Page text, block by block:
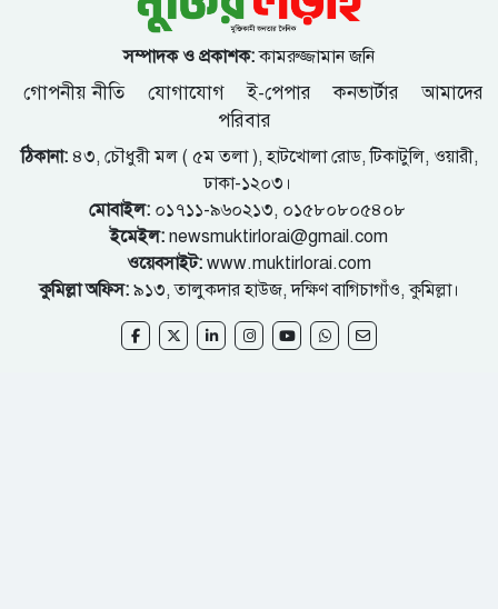
সম্পাদক ও প্রকাশক:কামরুজ্জামান জনি
গোপনীয় নীতি যোগাযোগ ই-পেপার কনভার্টার
আমাদের
পরিবার
ঠিকানা:৪৩, চৌধুরী মল ( ৫ম তলা ), হাটখোলা রোড, টিকাটুলি, ওয়ারী,
ঢাকা-১২০৩।
মোবাইল:০১৭১১-৯৬০২১৩, ০১৫৮০৮০৫৪০৮
ইমেইল: newsmuktirlorai@gmail.com
ওয়েবসাইট: www.muktirlorai.com
কুমিল্লা অফিস: ৯১৩, তালুকদার হাউজ, দক্ষিণ বাগিচাগাঁও, কুমিল্লা।